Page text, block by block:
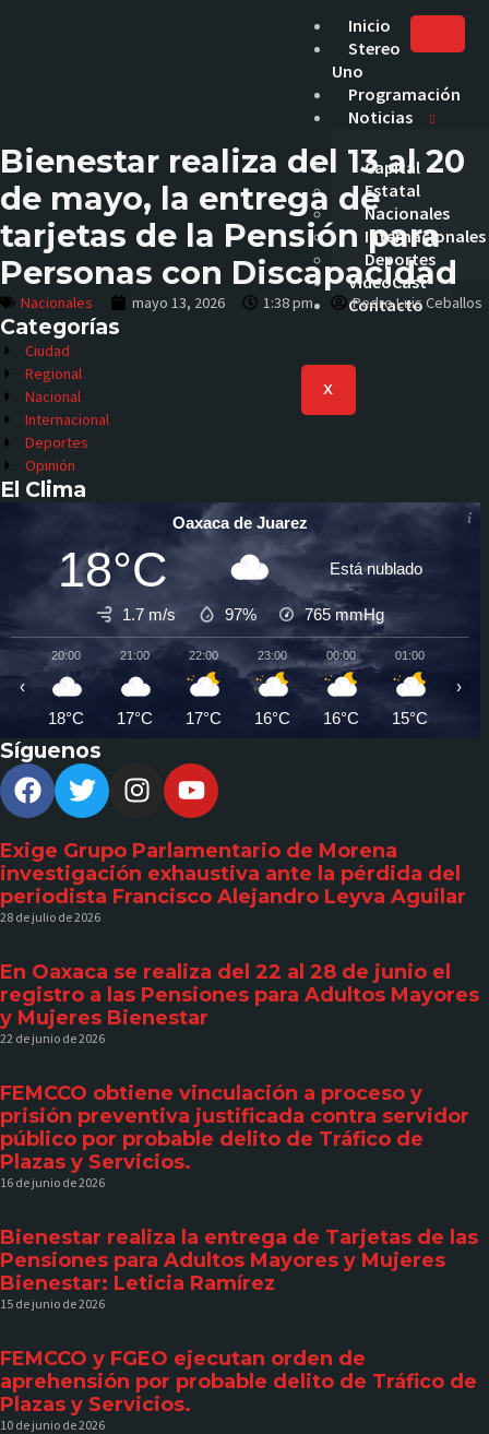
Inicio
Stereo
Uno
Programación
Noticias
Capital
Estatal
Nacionales
Internacionales
Deportes
VideoCast
Contacto
X
Bienestar realiza del 13 al 20
de mayo, la entrega de
tarjetas de la Pensión para
Personas con Discapacidad
Nacionales mayo 13, 2026 1:38 pm Pedro Luis Ceballos
Categorías
Ciudad
Regional
Nacional
Internacional
Deportes
Opinión
El Clima
Oaxaca de Juarez
18°C Está nublado
1.7 m/s 97% 765mmHg
20:00
18°C
21:00
17°C
22:00
17°C
23:00
16°C
00:00
16°C
01:00
15°C
‹ ›
Síguenos
Exige Grupo Parlamentario de Morena
investigación exhaustiva ante la pérdida del
periodista Francisco Alejandro Leyva Aguilar
28 de julio de 2026
En Oaxaca se realiza del 22 al 28 de junio el
registro a las Pensiones para Adultos Mayores
y Mujeres Bienestar
22 de junio de 2026
FEMCCO obtiene vinculación a proceso y
prisión preventiva justificada contra servidor
público por probable delito de Tráfico de
Plazas y Servicios.
16 de junio de 2026
Bienestar realiza la entrega de Tarjetas de las
Pensiones para Adultos Mayores y Mujeres
Bienestar: Leticia Ramírez
15 de junio de 2026
FEMCCO y FGEO ejecutan orden de
aprehensión por probable delito de Tráfico de
Plazas y Servicios.
10 de junio de 2026